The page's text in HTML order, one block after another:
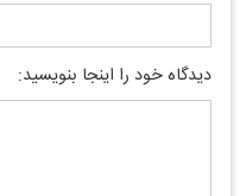
دیدگاه خود را اینجا بنویسید: